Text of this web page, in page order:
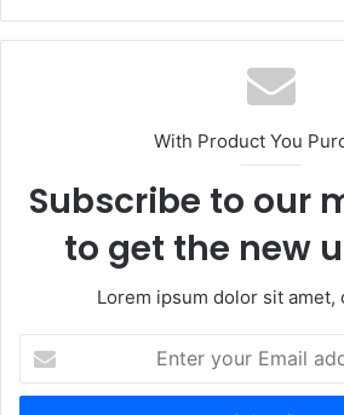
With Product You
Subscribe to our
to get the new
Lorem ipsum dolor sit amet,
your
Email